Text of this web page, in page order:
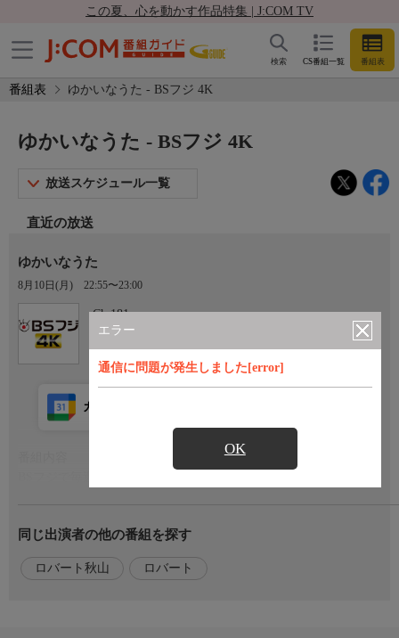
この夏、心を動かす作品特集 | J:COM TV
CS番組一覧 番組表
検索
番組表 ゆかいなうた - BSフジ 4K
エラー
通信に問題が発生しました[error]
OK
ゆかいなうた - BSフジ 4K
放送スケジュール一覧
直近の放送
ゆかいなうた
8月10日(月) 22:55〜23:00
Ch.181
BSフジ 4K
カレンダー登録
現在バズ動画続出で注目を集めている、秋山が扮する最新鋭のク
リエイターに密着するモキュメンタリー企画「クリエイターズ・
ファイル」。YouTubeチャンネル登録者数が84万人を超えるほど
同じ出演者の他の番組を探す
ロバート秋山 ロバート